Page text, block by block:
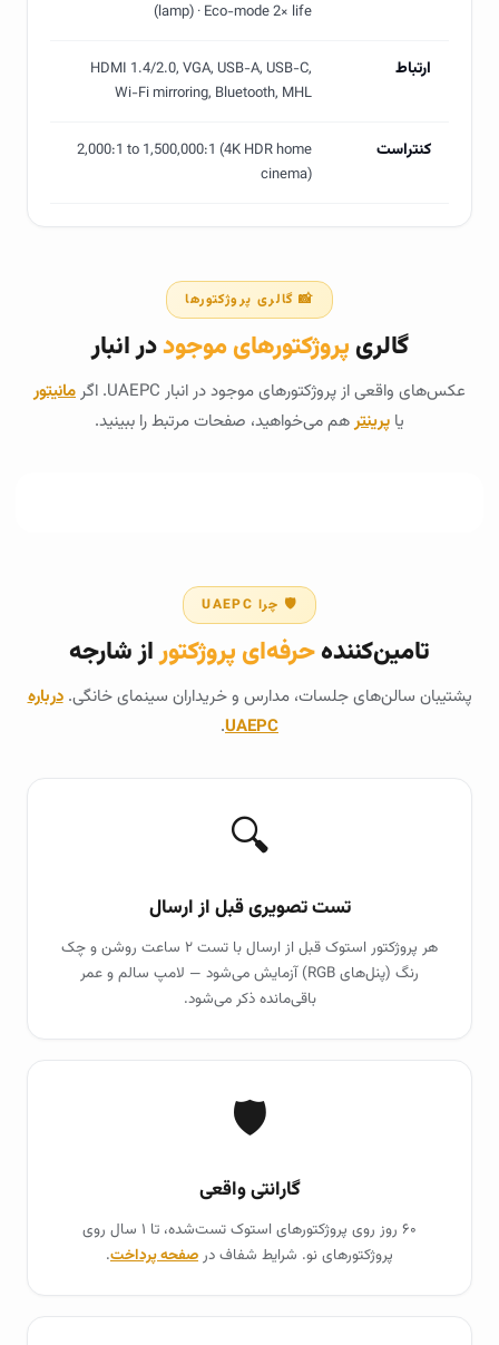
(lamp) · Eco-mode 2× life
ارتباط
HDMI 1.4/2.0, VGA, USB-A, USB-C,
Wi-Fi mirroring, Bluetooth, MHL
کنتراست
2,000:1 to 1,500,000:1 (4K HDR home
cinema)
📸 گالری پروژکتورها
گالریپروژکتورهای موجوددر انبار
عکس‌های واقعی از پروژکتورهای موجود در انبار UAEPC. اگر
مانیتور
یا پرینترهم می‌خواهید، صفحات مرتبط را ببینید.
🛡️ چرا UAEPC
تامین‌کنندهحرفه‌ای پروژکتوراز شارجه
پشتیبان سالن‌های جلسات، مدارس و خریداران سینمای خانگی.درباره
UAEPC
.
🔍
تست تصویری قبل از ارسال
هر پروژکتور استوک قبل از ارسال با تست ۲ ساعت روشن و چک
رنگ (پنل‌های RGB) آزمایش می‌شود — لامپ سالم و عمر
باقی‌مانده ذکر می‌شود.
🛡️
گارانتی واقعی
۶۰ روز روی پروژکتورهای استوک تست‌شده، تا ۱ سال روی
پروژکتورهای نو. شرایط شفاف در صفحه پرداخت.